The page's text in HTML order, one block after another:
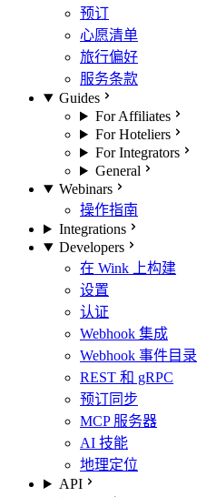
预订
心愿清单
旅行偏好
服务条款
Guides
For Affiliates
For Hoteliers
For Integrators
General
Webinars
操作指南
Integrations
Developers
在 Wink 上构建
设置
认证
Webhook 集成
Webhook 事件目录
REST 和 gRPC
预订同步
MCP 服务器
AI 技能
地理定位
API